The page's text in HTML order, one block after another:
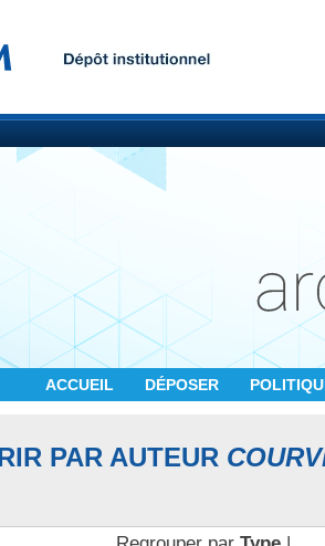
ACCUEIL DÉPOSER
PAR AUTEUR